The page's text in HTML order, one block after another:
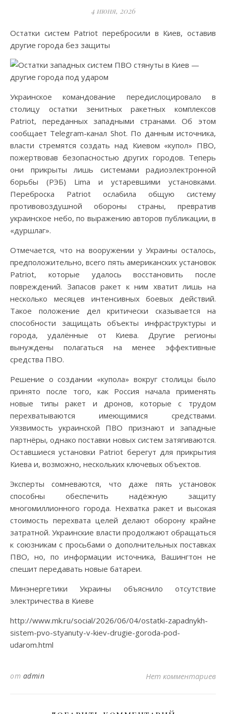
4 июня, 2026
Остатки систем Patriot перебросили в Киев, оставив
другие города без защиты
Украинское командование передислоцировало в
столицу остатки зенитных ракетных комплексов
Patriot, переданных западными странами. Об этом
сообщает Telegram-канал Shot. По данным источника,
власти стремятся создать над Киевом «купол» ПВО,
пожертвовав безопасностью других городов. Теперь
они прикрыты лишь системами радиоэлектронной
борьбы (РЭБ) Lima и устаревшими установками.
Переброска Patriot ослабила общую систему
противовоздушной обороны страны, превратив
украинское небо, по выражению авторов публикации, в
«дуршлаг».
Отмечается, что на вооружении у Украины осталось,
предположительно, всего пять американских установок
Patriot, которые удалось восстановить после
повреждений. Запасов ракет к ним хватит лишь на
несколько месяцев интенсивных боевых действий.
Такое положение дел критически сказывается на
способности защищать объекты инфраструктуры и
города, удалённые от Киева. Другие регионы
вынуждены полагаться на менее эффективные
средства ПВО.
Решение о создании «купола» вокруг столицы было
принято после того, как Россия начала применять
новые типы ракет и дронов, которые с трудом
перехватываются имеющимися средствами.
Уязвимость украинской ПВО признают и западные
партнёры, однако поставки новых систем затягиваются.
Оставшиеся установки Patriot берегут для прикрытия
Киева и, возможно, нескольких ключевых объектов.
Эксперты сомневаются, что даже пять установок
способны обеспечить надёжную защиту
многомиллионного города. Нехватка ракет и высокая
стоимость перехвата целей делают оборону крайне
затратной. Украинские власти продолжают обращаться
к союзникам с просьбами о дополнительных поставках
ПВО, но, по информации источника, Вашингтон не
спешит передавать новые батареи.
Минэнергетики Украины объяснило отсутствие
электричества в Киеве
http://www.mk.ru/social/2026/06/04/ostatki-zapadnykh-
sistem-pvo-styanuty-v-kiev-drugie-goroda-pod-
udarom.html
от admin Нет комментариев